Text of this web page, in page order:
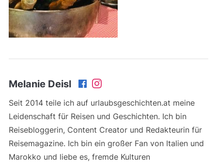
Melanie Deisl
Seit 2014 teile ich auf urlaubsgeschichten.at meine
Leidenschaft für Reisen und Geschichten. Ich bin
Reisebloggerin, Content Creator und Redakteurin für
Reisemagazine. Ich bin ein großer Fan von Italien und
Marokko und liebe es, fremde Kulturen